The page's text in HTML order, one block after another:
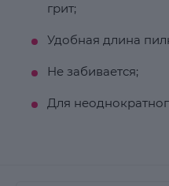
грит;
Удобная длина
Не забивается;
Для